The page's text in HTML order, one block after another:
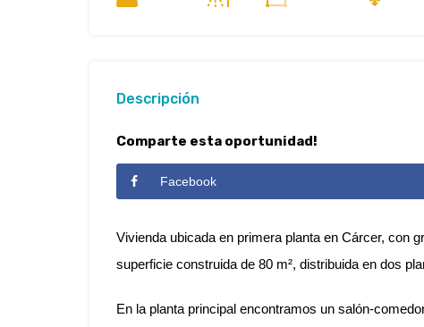
Descripción
Comparte esta oportunidad!
Facebook
Vivienda ubicada en primera planta en Cárcer, con
superficie construida de 80 m², distribuida en dos
En la planta principal encontramos un salón-